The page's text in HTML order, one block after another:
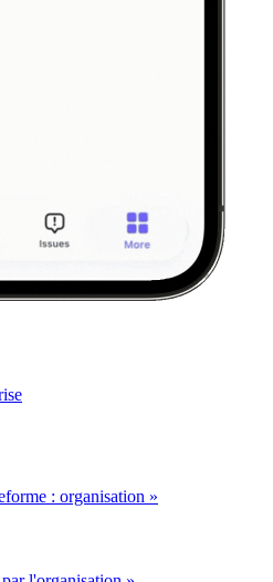
: organisation »